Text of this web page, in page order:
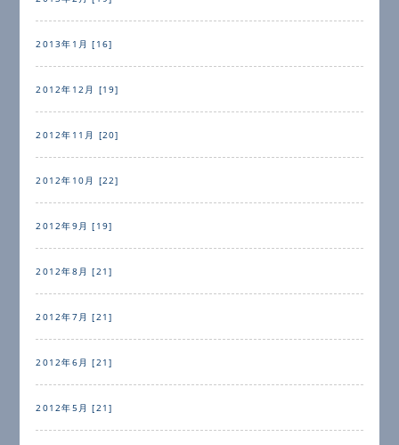
2013年1月 [16]
2012年12月 [19]
2012年11月 [20]
2012年10月 [22]
2012年9月 [19]
2012年8月 [21]
2012年7月 [21]
2012年6月 [21]
2012年5月 [21]